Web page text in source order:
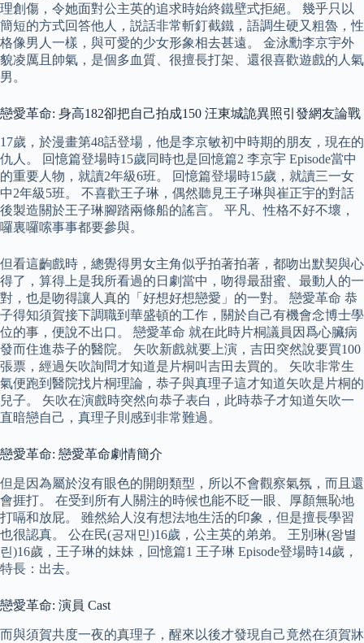
理創傷，令她面對公主英的追求時始終鐵壁式拒絕。 幾乎只以
簡短的方式回答他人，説話非常斬釘截鐵，語調生硬又粗魯，性
格像男人一樣，與可愛的少女形象相去甚遠。 金泳勳李京宇外
貌凌厲且帥氣，是個多血質、很擅長打架、還很喜歡遊戲的人氣
男。
戀愛革命: 身高182卻把自己拍成150 汪東城詭異照引發網友論戰
17歲，於漫畫第48話登場，他是李京敏初中時期的朋友，現在的
仇人。 回憶篇登場時15歲同時也是回憶篇2 李京宇 Episode當中
的重要人物，就讀2年級6班。 回憶篇登場時15歲，就讀三一女
中2年級5班。 不喜歡王子琳，偶然聽見王子琳與崔正宇的對話
後製造關於王子琳腳踏兩條船的謠言。 平凡、性格不好不壞，
囉裏囉嗦事事都要參與。
但看這齣戲時，總覺得男女主角似乎拍著拍著，都吻出默契與心
得了，算得上是我所看過的日劇當中，吻得最甜蜜、最動人的一
對，也是吻得讓人真的「好想好想戀愛」的一對。 戀愛革命 恭
子得知須賀接下調職到華盛頓的工作，關於自己有機會念博士學
位的事，便說不出口。 戀愛革命 就在此時片桐議員因爲心臟病
發而住進恭子的醫院。 矢吹新戲就要上演，吉田突然說要買100
張票，經過矢吹詢問才知道是片桐叫吉田去買的。 矢吹非常生
氣便跑到醫院找片桐理論，恭子與真理子這才知道矢吹是片桐的
兒子。 矢吹在演戲時突然向恭子表白，此時恭子才知道矢吹一
直暗戀自己，真理子則感到非常難過。
戀愛革命: 戀愛革命劇情簡介
但是因為屬於沒有眼色的開朗類型，所以不會觀察氣氛，而且還
會捱打。 在受到所有人關注的時候也能不眨一眼、厚顏無恥地
打嗝和放屁。 雖然給人沒有想法地生活的印象，但是擅長學習
也很認真。 公在民(공재민)16歲，公主英的弟弟。 王別琳(왕별
린)16歲，王子琳的妹妹，回憶篇1 王子琳 Episode登場時14歲，
特長：出去。
戀愛革命: 演員 Cast
而與須賀共度一夜的真理子，醒來以後才發現自己竟然在須賀牀